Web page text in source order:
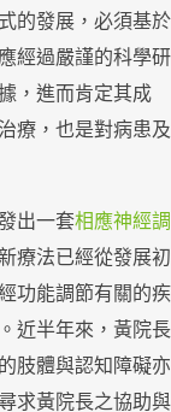
的發展，必須基於
經過嚴謹的科學研
，進而肯定其成
療，也是對病患及
出一套相應神經調
療法已經從發展初
功能調節有關的疾
近半年來，黃院長
肢體與認知障礙亦
求黃院長之協助與